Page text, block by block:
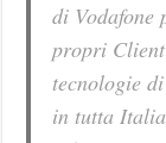
di
propri
tecnologie
in tutta